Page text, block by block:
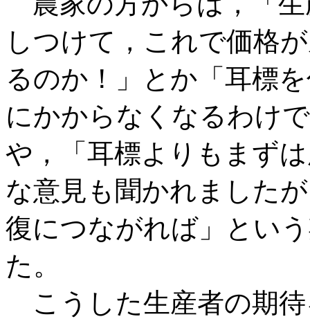
しつけて，これで価格
るのか！」とか「耳標
にかからなくなるわけ
や，「耳標よりもまず
な意見も聞かれました
復につながれば」とい
た。
こうした生産者の期